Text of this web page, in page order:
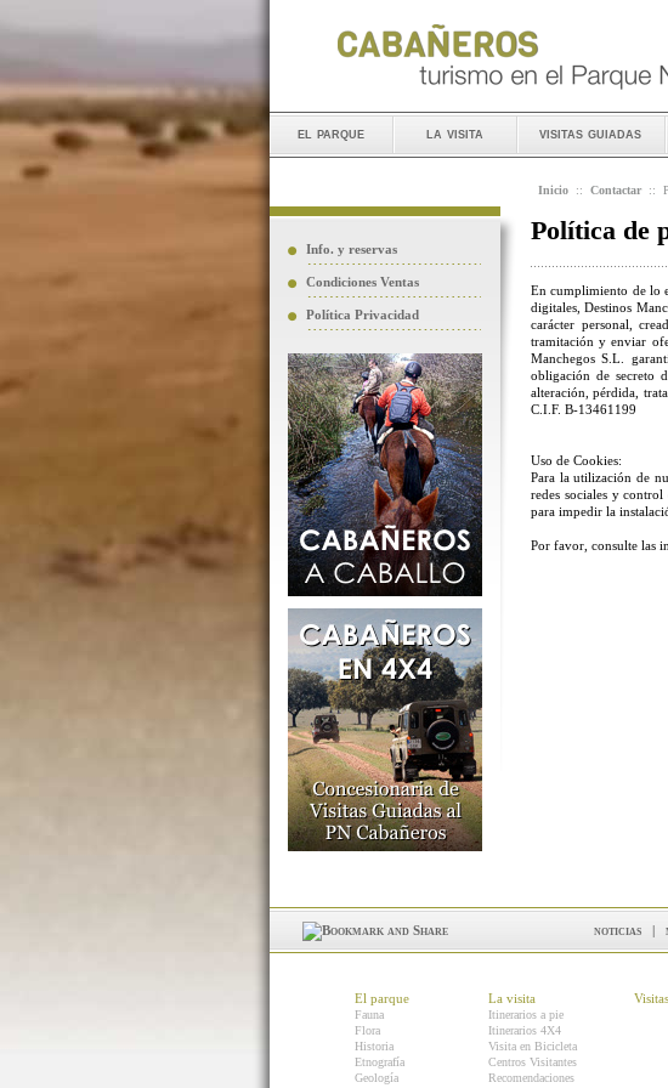
el parque la visita visitas guiadas
Info. y reservas
Condiciones Ventas
Política Privacidad
Inicio :: Contactar ::
Política de
En cumplimiento de lo
digitales, Destinos
carácter personal,
tramitación y enviar
Manchegos S.L.
obligación de secreto
alteración, pérdida,
C.I.F. B-13461199
Uso de Cookies:
Para la utilización de
redes sociales y
para impedir la
Por favor, consulte las
noticias |
El parque
Fauna
Flora
Historia
Etnografía
Geología
La visita
Itinerarios a pie
Itinerarios 4X4
Visita en Bicicleta
Centros Visitantes
Recomendaciones